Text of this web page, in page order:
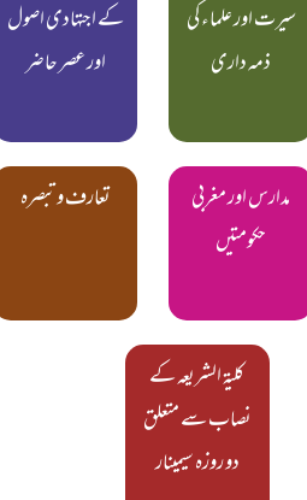
سیرت اور علماء کی
ذمہ داری
کے اجتہادی اصول
اور عصر حاضر
مدارس اور مغربی
حکومتیں
تعارف و تبصرہ
کلیۃ الشریعہ کے
نصاب سے متعلق
دو روزہ سیمینار